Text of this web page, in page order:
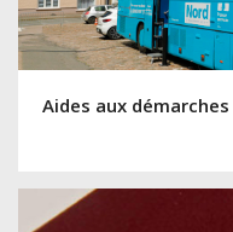
Aides aux